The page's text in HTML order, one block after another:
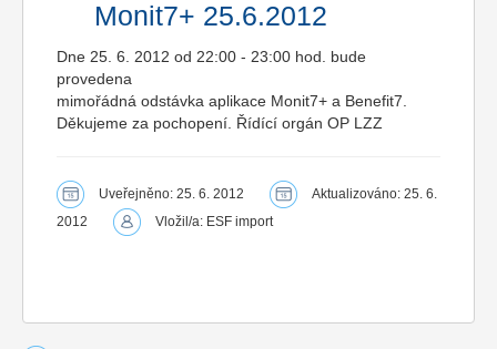
Monit7+ 25.6.2012
Dne 25. 6. 2012 od 22:00 - 23:00 hod. bude
provedena
mimořádná odstávka aplikace Monit7+ a Benefit7.
Děkujeme za pochopení. Řídící orgán OP LZZ
Uveřejněno: 25. 6. 2012
Aktualizováno: 25. 6.
2012
Vložil/a: ESF import